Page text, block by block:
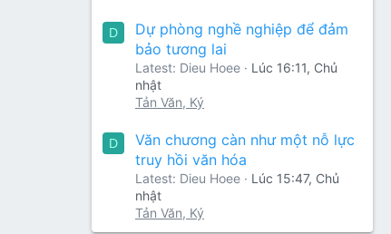
D
Dự phòng nghề nghiệp để đảm
bảo tương lai
Latest: Dieu Hoee
Lúc 16:11, Chủ
nhật
Tản Văn, Ký
D
Văn chương càn như một nỗ lực
truy hồi văn hóa
Latest: Dieu Hoee
Lúc 15:47, Chủ
nhật
Tản Văn, Ký